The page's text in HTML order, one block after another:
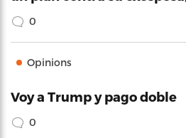
0
Opinions
Voy a Trump y pago doble
0